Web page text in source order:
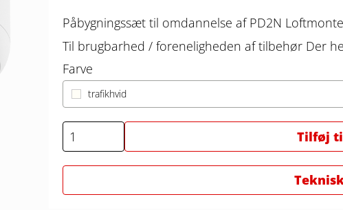
Påbygningssæt til omdannelse af PD2N
Til brugbarhed / foreneligheden af ​​tilbehør Der
Farve
trafikhvid
Tilføj